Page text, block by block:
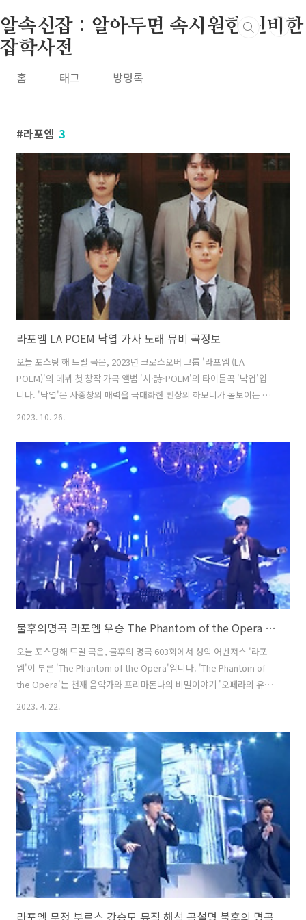
알속신잡 : 알아두면 속시원한 신비한
잡학사전
홈 태그 방명록
라포엠 3
라포엠 LA POEM 낙엽 가사 노래 뮤비 곡정보
오늘 포스팅 해 드릴 곡은, 2023년 크로스오버 그룹 '라포엠 (LA
POEM)'의 데뷔 첫 창작 가곡 앨범 '시·詩·POEM'의 타이틀곡 '낙엽'입
니다. '낙엽'은 사중창의 매력을 극대화한 환상의 하모니가 돋보이는 곡
으로, 한국 가곡계의 스타 작곡가 '윤학준'이 '라포엠'을 위해 새롭게 쓴
하며, 뮤직비디오는 낮에서 밤에 이르는 시간의 흐름을 담아내며, 만남부
터 이별에 이르는 사랑의 단상을 시각적으로 표현했습니다. 이번 앨범에
는 타이틀곡을 포함해, 소중한 이를 떠나보내는 것을 여름이 지나가는 것
에 비유한 '처서', 흘러간 삶과 사랑을 덤덤히 되돌아보는 '오, 사랑', 떠
나간 모든 존재에게 고마움과 그리움, 그리고 사랑을 전하는 '미별..
2023. 10. 26.
불후의명곡 라포엠 우승 The Phantom of the Opera 오페라의 유령 곡설명 뮤비 가사
오늘 포스팅해 드릴 곡은, 불후의 명곡 603회에서 성악 어벤져스 '라포
엠'이 부른 'The Phantom of the Opera'입니다. 'The Phantom of
the Opera'는 천재 음악가와 프리마돈나의 비밀이야기 '오페라의 유
령'에 나오는 노래입니다. 각자의 뚜렷한 색깔이 있는 네 명이 만들어내
성을 입증하는 환상적인 무대였고 결국 603회 우승을 차지했습니다. *
The Phantom of the Opera - 라포엠 가사 In sleep he sang to me
In dreams he came That voice which calls to me And speaks my
name And do I dream again For ..
2023. 4. 22.